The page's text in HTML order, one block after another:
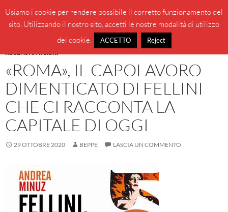
contenuto
BeppeBlog
MENU
RECENSIONI LIBRI
«ROMA», IL CAPOLAVORO
DIMENTICATO DI FELLINI
CHE CI RACCONTA LA
CAPITALE DI OGGI
29 OTTOBRE 2020 BEPPE LASCIA UN COMMENTO
Usiamo i cookie per rendere possibile il corretto funzionamento del
sito. Utilizzando il nostro sito, accetti le nostre modalità di utilizzo
dei cookie.
ACCETTO Reject